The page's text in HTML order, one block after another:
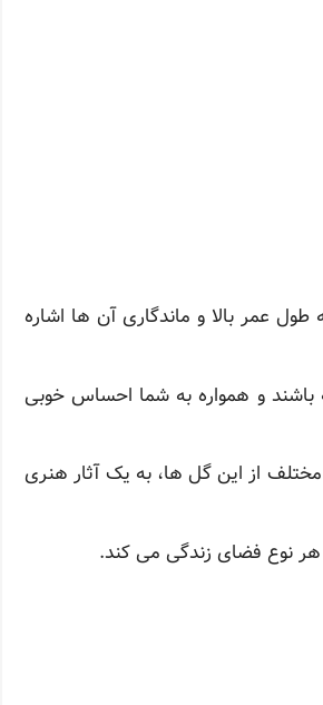
عمر بالا و ماندگاری آن ها اشاره
باشند و همواره به شما احساس خوبی
مختلف از این گل ها، به یک آثار هنری
هر نوع فضای زندگی می کند.